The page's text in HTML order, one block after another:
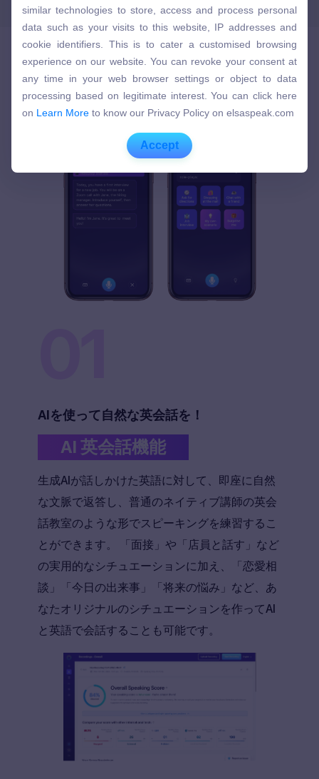
ELSA Premiumの三大機能をご紹介！
AIを使って自然な英会話を！
AI 英会話機能
生成AIが話しかけた英語に対して、即座に自然
な文脈で返答し、普通のネイティブ講師の英会
話教室のような形でスピーキングを練習するこ
とができます。 「面接」や「店員と話す」など
の実用的なシチュエーションに加え、「恋愛相
談」「今日の出来事」「将来の悩み」など、あ
なたオリジナルのシチュエーションを作ってAI
と英語で会話することも可能です。
data such as your visits to this website, IP addresses and
cookie identifiers. This is to cater a customised browsing
experience on our website. You can revoke your consent at
any time in your web browser settings or object to data
processing based on legitimate interest. You can click here
on
Learn More to know our Privacy Policy on elsaspeak.com
Accept
similar technologies to store, access and process personal
data such as your visits to this website, IP addresses and
cookie identifiers. This is to cater a customised browsing
experience on our website. You can revoke your consent at
any time in your web browser settings or object to data
processing based on legitimate interest. You can click here
on Learn More to know our Privacy Policy on elsaspeak.com
Accept